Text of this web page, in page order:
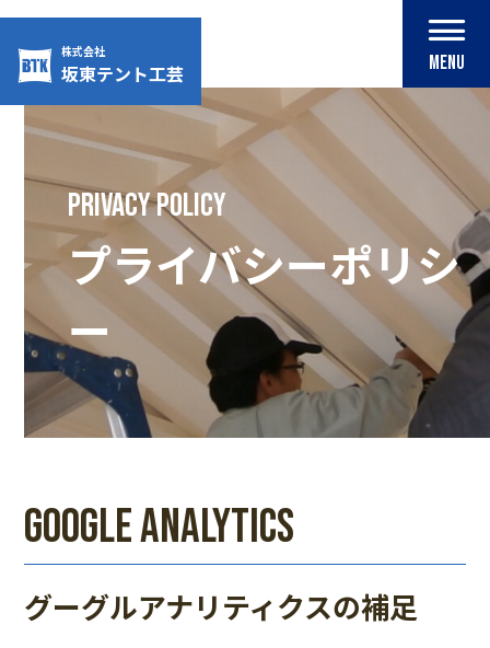
content
株式会社
坂東テント工芸 MENU
privacy policy
プライバシーポリシ
ー
google analytics
グーグルアナリティクスの補足